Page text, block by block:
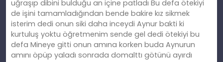
uğraşıp dibini bulduğu an içine patladı Bu defa ötekiyi
de işini tamamladığından bende bakire kız sikmek
isterim dedi onun siki daha inceydi Aynur bakti ki
kurtuluş yoktu öğretmenim sende gel dedi ötekiyi bu
defa Mineye gitti onun amına korken buda Aynurun
amını öpüp yaladı sonrada domalttı götünü ayırdı